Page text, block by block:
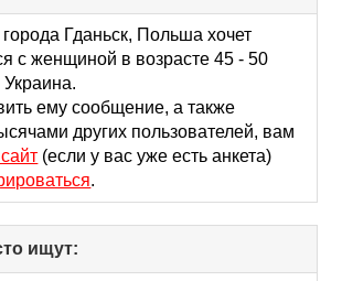
to
collapse
contents
города Гданьск, Польша хочет
с женщиной в возрасте 45 - 50
ему сообщение, а также
других пользователей, вам
(если у вас уже есть анкета)
.
ищут:
to